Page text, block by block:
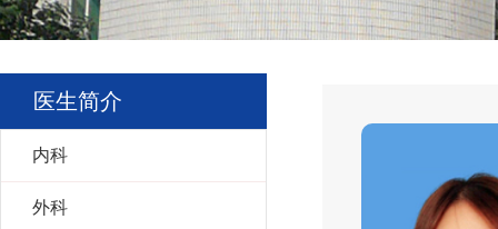
医生简介
内科
外科